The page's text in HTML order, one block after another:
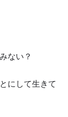
ない？
にして生きて